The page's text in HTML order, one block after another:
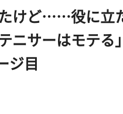
けど……役に立
ニサーはモテる
ジ目